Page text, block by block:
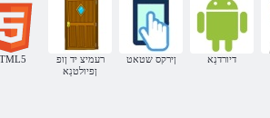
רעמיצ יד ןופ
ןפיולטנַא
ןירקס שטאט דיורדנַא